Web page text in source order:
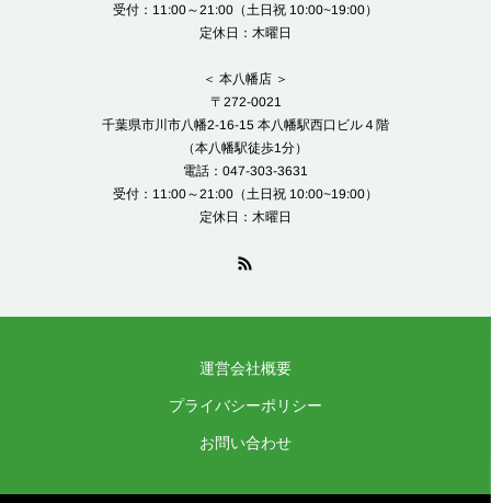
受付：11:00～21:00（土日祝 10:00~19:00）
定休日：木曜日
＜ 本八幡店 ＞
〒272-0021
千葉県市川市八幡2-16-15 本八幡駅西口ビル４階
（本八幡駅徒歩1分）
電話：047-303-3631
受付：11:00～21:00（土日祝 10:00~19:00）
定休日：木曜日
運営会社概要
プライバシーポリシー
お問い合わせ